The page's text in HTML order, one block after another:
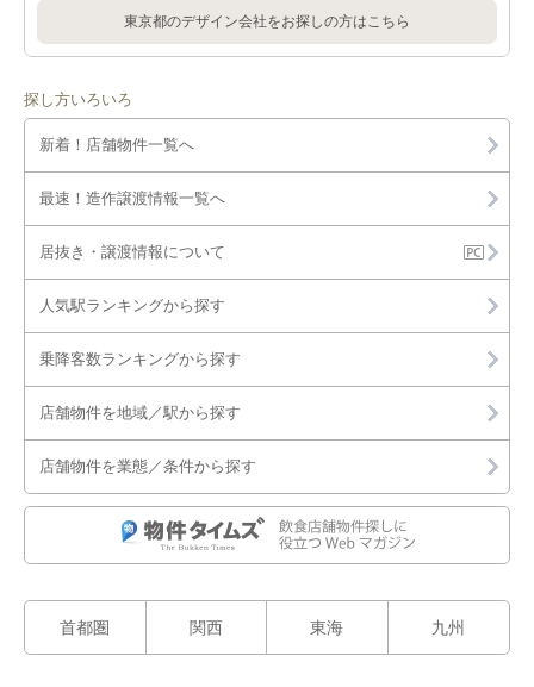
東京都のデザイン会社をお探しの方はこちら
探し方いろいろ
新着！店舗物件一覧へ
最速！造作譲渡情報一覧へ
居抜き・譲渡情報について
人気駅ランキングから探す
乗降客数ランキングから探す
店舗物件を地域／駅から探す
店舗物件を業態／条件から探す
首都圏 関西 東海 九州